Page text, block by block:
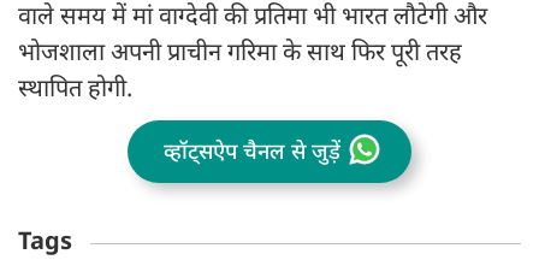
वाले समय में मां वाग्देवी की प्रतिमा भी भारत लौटेगी और
भोजशाला अपनी प्राचीन गरिमा के साथ फिर पूरी तरह
स्थापित होगी.
व्हॉट्सऐप चैनल से जुड़ें
Tags